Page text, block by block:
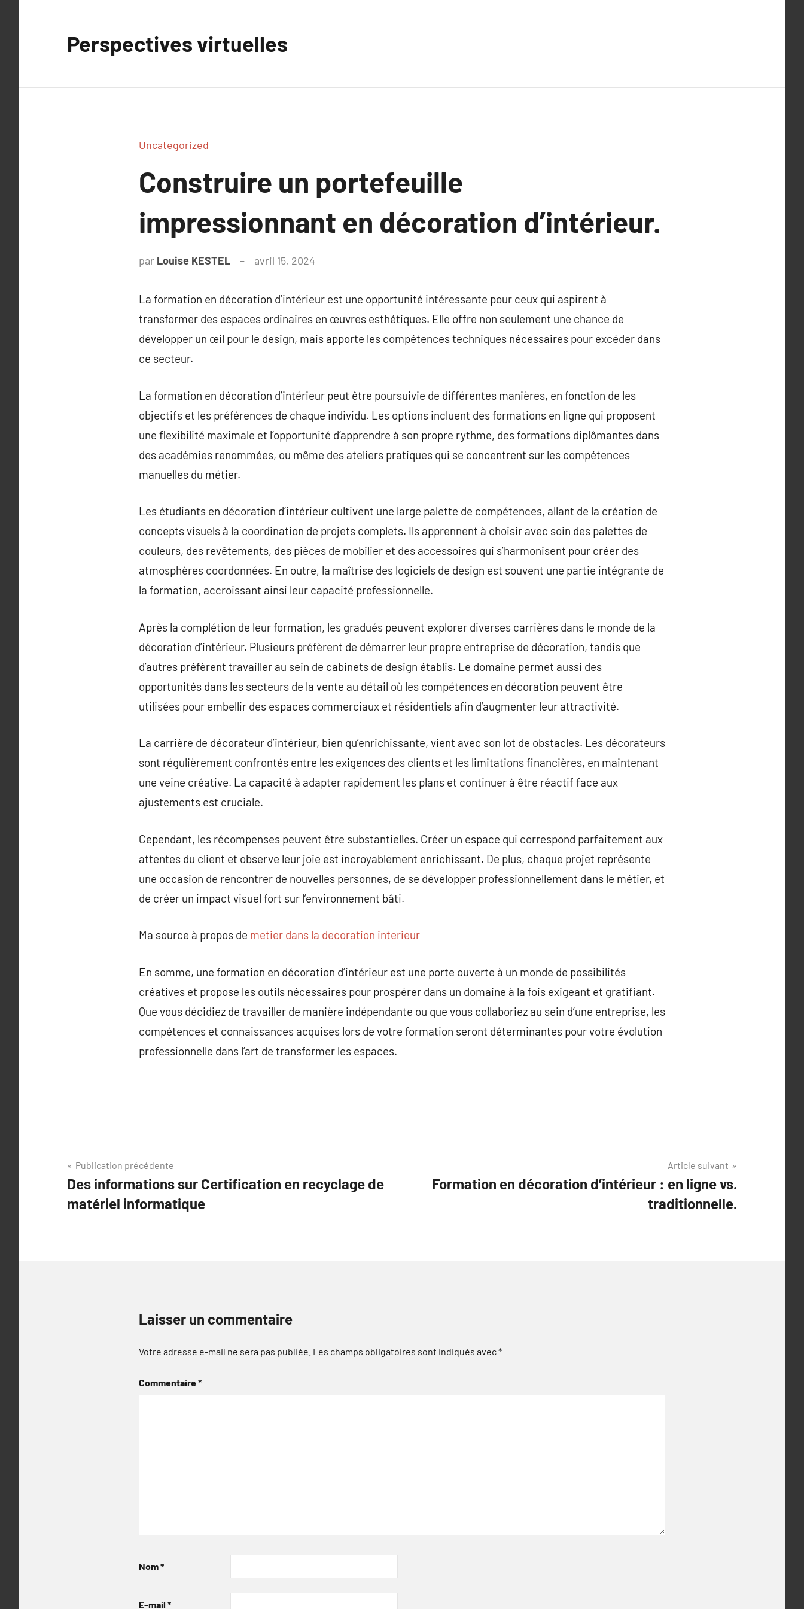
Perspectives virtuelles
Uncategorized
Construire un portefeuille
impressionnant en décoration d’intérieur.
par Louise KESTEL avril 15, 2024
La formation en décoration d’intérieur est une opportunité intéressante pour ceux qui aspirent à
transformer des espaces ordinaires en œuvres esthétiques. Elle offre non seulement une chance de
développer un œil pour le design, mais apporte les compétences techniques nécessaires pour excéder dans
ce secteur.
La formation en décoration d’intérieur peut être poursuivie de différentes manières, en fonction de les
objectifs et les préférences de chaque individu. Les options incluent des formations en ligne qui proposent
une flexibilité maximale et l’opportunité d’apprendre à son propre rythme, des formations diplômantes dans
des académies renommées, ou même des ateliers pratiques qui se concentrent sur les compétences
manuelles du métier.
Les étudiants en décoration d’intérieur cultivent une large palette de compétences, allant de la création de
concepts visuels à la coordination de projets complets. Ils apprennent à choisir avec soin des palettes de
couleurs, des revêtements, des pièces de mobilier et des accessoires qui s’harmonisent pour créer des
atmosphères coordonnées. En outre, la maîtrise des logiciels de design est souvent une partie intégrante de
la formation, accroissant ainsi leur capacité professionnelle.
Après la complétion de leur formation, les gradués peuvent explorer diverses carrières dans le monde de la
décoration d’intérieur. Plusieurs préfèrent de démarrer leur propre entreprise de décoration, tandis que
d’autres préfèrent travailler au sein de cabinets de design établis. Le domaine permet aussi des
opportunités dans les secteurs de la vente au détail où les compétences en décoration peuvent être
utilisées pour embellir des espaces commerciaux et résidentiels afin d’augmenter leur attractivité.
La carrière de décorateur d’intérieur, bien qu’enrichissante, vient avec son lot de obstacles. Les décorateurs
sont régulièrement confrontés entre les exigences des clients et les limitations financières, en maintenant
une veine créative. La capacité à adapter rapidement les plans et continuer à être réactif face aux
ajustements est cruciale.
Cependant, les récompenses peuvent être substantielles. Créer un espace qui correspond parfaitement aux
attentes du client et observe leur joie est incroyablement enrichissant. De plus, chaque projet représente
une occasion de rencontrer de nouvelles personnes, de se développer professionnellement dans le métier, et
de créer un impact visuel fort sur l’environnement bâti.
Ma source à propos de metier dans la decoration interieur
En somme, une formation en décoration d’intérieur est une porte ouverte à un monde de possibilités
créatives et propose les outils nécessaires pour prospérer dans un domaine à la fois exigeant et gratifiant.
Que vous décidiez de travailler de manière indépendante ou que vous collaboriez au sein d’une entreprise, les
compétences et connaissances acquises lors de votre formation seront déterminantes pour votre évolution
professionnelle dans l’art de transformer les espaces.
Navigation
de
l’article
Publication précédente
Des informations sur Certification en recyclage de
matériel informatique
Article suivant
Formation en décoration d’intérieur : en ligne vs.
traditionnelle.
Laisser un commentaire
Votre adresse e-mail ne sera pas publiée. Les champs obligatoires sont indiqués avec*
Commentaire*
Nom*
E-mail *